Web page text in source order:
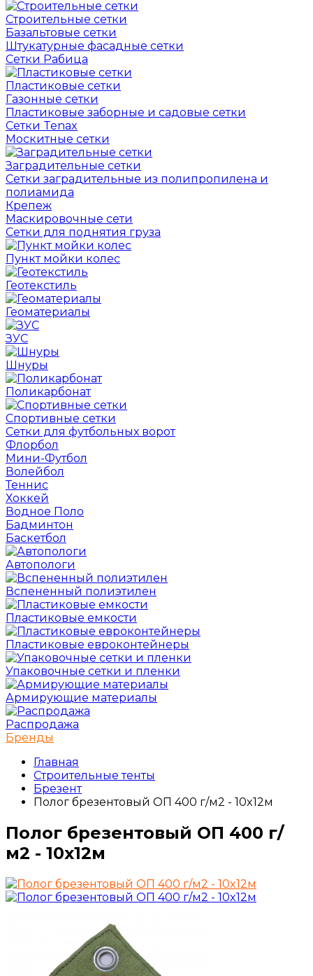
Строительные сетки
Базальтовые сетки
Штукатурные фасадные сетки
Сетки Рабица
Пластиковые сетки
Газонные сетки
Пластиковые заборные и садовые сетки
Сетки Tenax
Москитные сетки
Заградительные сетки
Сетки заградительные из полипропилена и
полиамида
Крепеж
Маскировочные сети
Сетки для поднятия груза
Пункт мойки колес
Геотекстиль
Геоматериалы
ЗУС
Шнуры
Поликарбонат
Спортивные сетки
Сетки для футбольных ворот
Флорбол
Мини-Футбол
Волейбол
Теннис
Хоккей
Водное Поло
Бадминтон
Баскетбол
Автопологи
Вспененный полиэтилен
Пластиковые емкости
Пластиковые евроконтейнеры
Упаковочные сетки и пленки
Армирующие материалы
Распродажа
Бренды
Главная
Строительные тенты
Брезент
Полог брезентовый ОП 400 г/м2 - 10x12м
Полог брезентовый ОП 400 г/
м2 - 10x12м